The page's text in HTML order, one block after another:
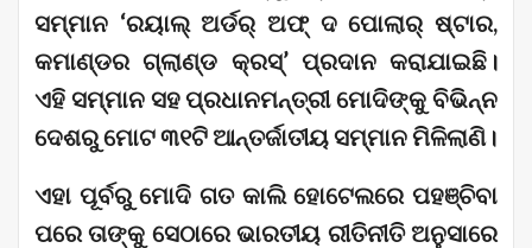
ସମ୍ମାନ ‘ରୟାଲ୍ ଅର୍ଡର୍ ଅଫ୍ ଦ ପୋଲାର୍ ଷ୍ଟାର,
କମାଣ୍ଡର ଗ୍ଲାଣ୍ଡ କ୍ରସ୍’ ପ୍ରଦାନ କରାଯାଇଛି।
ଏହି ସମ୍ମାନ ସହ ପ୍ରଧାନମନ୍ତ୍ରୀ ମୋଦିଙ୍କୁ ବିଭିନ୍ନ
ଦେଶରୁ ମୋଟ ୩୧ଟି ଆନ୍ତର୍ଜାତୀୟ ସମ୍ମାନ ମିଳିଲାଣି।
ଏହା ପୂର୍ବରୁ ମୋଦି ଗତ କାଲି ହୋଟେଲରେ ପହଞ୍ଚିବା
ପରେ ତାଙ୍କୁ ସେଠାରେ ଭାରତୀୟ ରୀତିନୀତି ଅନୁସାରେ